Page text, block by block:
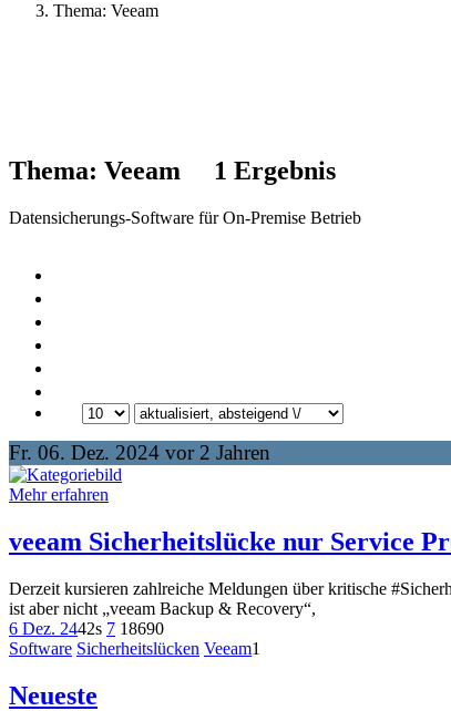
Thema: Veeam
Thema: Veeam 1 Ergebnis
Datensicherungs-Software für On-Premise Betrieb
Fr. 06. Dez. 2024 vor 2 Jahren
Mehr erfahren
veeam Sicherheitslücke nur Service
Derzeit kursieren zahlreiche Meldungen über kritische
ist aber nicht „veeam Backup & Recovery“,
6 Dez. 2442s 7 18690
Software Sicherheitslücken Veeam1
Neueste